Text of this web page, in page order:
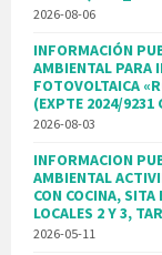
2026-08-06
INFORMACIÓN
AMBIENTAL PARA
FOTOVOLTAICA
(EXPTE 2024/9231
2026-08-03
INFORMACION
AMBIENTAL
CON COCINA,
LOCALES 2 Y 3,
2026-05-11